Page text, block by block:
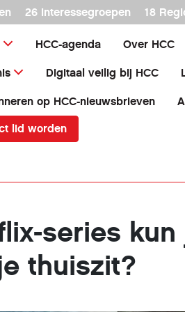
26 interessegroepen 18
HCC-agenda Over HCC
Digitaal veilig bij HCC
op HCC-nieuwsbrieven
lid worden
series kun
thuiszit?